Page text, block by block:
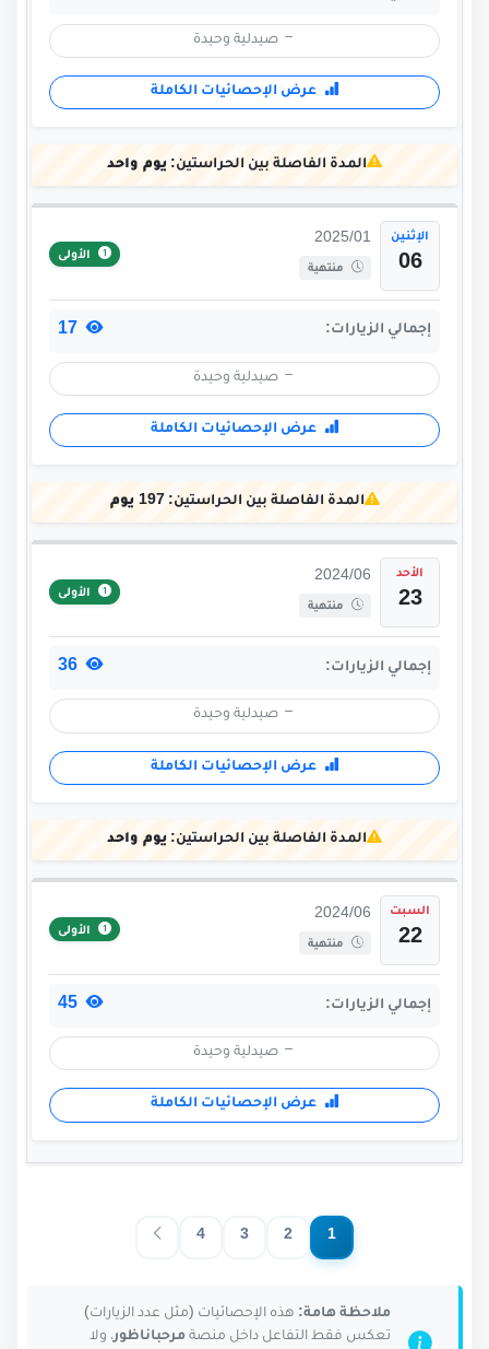
صيدلية وحيدة
عرض الإحصائيات الكاملة
المدة الفاصلة بين الحراستين: يوم واحد
الإثنين
06
2025/01
منتهية
الأولى
إجمالي الزيارات:
صيدلية وحيدة
عرض الإحصائيات الكاملة
المدة الفاصلة بين الحراستين: 197 يوم
الأحد
23
2024/06
منتهية
الأولى
إجمالي الزيارات:
صيدلية وحيدة
عرض الإحصائيات الكاملة
المدة الفاصلة بين الحراستين: يوم واحد
السبت
22
2024/06
منتهية
الأولى
إجمالي الزيارات:
صيدلية وحيدة
عرض الإحصائيات الكاملة
1
2
3
4
ملاحظة هامة: هذه الإحصائيات (مثل عدد الزيارات)
تعكس فقط التفاعل داخل منصة مرحباناظور، ولا